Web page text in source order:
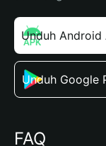
Unduh Android
Unduh Google
FAQ